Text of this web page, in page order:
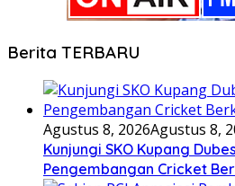
Berita TERBARU
Agustus 8, 2026Agustus 8,
Kunjungi SKO Kupang
Pengembangan Cricket